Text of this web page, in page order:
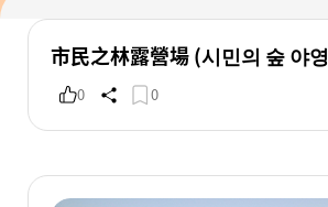
市民之林露營場 (시민의 숲 야
0 0